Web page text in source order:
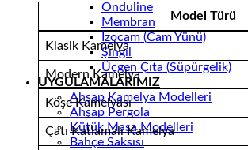
Onduline
Membran
İzocam (Cam Yünü)
Şıngıl
Üçgen Çıta (Süpürgelik)
UYGULAMALARIMIZ
Ahşap Kamelya Modelleri
Ahşap Pergola
Kütük Masa Modelleri
Bahçe Saksısı
Model Türü
Klasik Kamelya
Modern Kamelya
Köşe Kamelyası
Çatı Katlamalı Kamelya